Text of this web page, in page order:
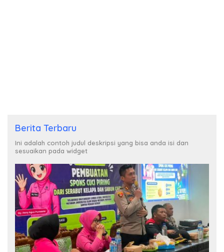
Berita Terbaru
Ini adalah contoh judul deskripsi yang bisa anda isi dan
sesuaikan pada widget